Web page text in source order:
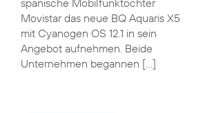
spanische Mobilfunktochter
Movistar das neue BQ Aquaris X5
mit Cyanogen OS 12.1 in sein
Angebot aufnehmen. Beide
Unternehmen begannen […]